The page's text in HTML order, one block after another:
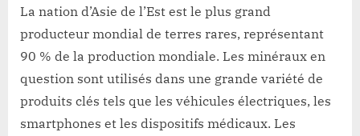
La nation d’Asie de l’Est est le plus grand
producteur mondial de terres rares, représentant
90 % de la production mondiale. Les minéraux en
question sont utilisés dans une grande variété de
produits clés tels que les véhicules électriques, les
smartphones et les dispositifs médicaux. Les